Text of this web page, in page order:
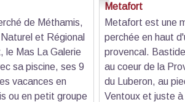
de Méthamis,
et Régional
le Mas La Galerie
sa piscine, ses 9
vacances en
ou en petit groupe
Metafort
Metafort est une
perchée en haut
provencal.
au coeur de la
du Luberon, au
Ventoux et juste